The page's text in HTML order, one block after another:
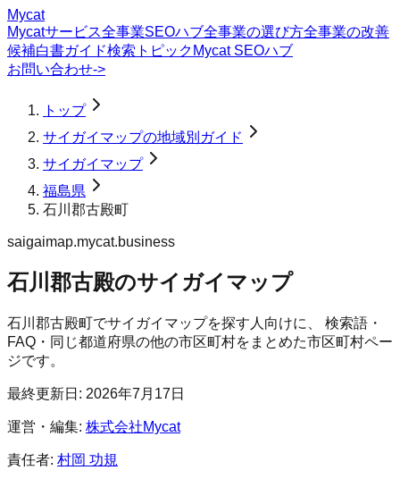
Mycat
Mycatサービス全事業SEOハブ全事業の選び方全事業の改善
候補白書ガイド検索トピック Mycat SEOハブ
お問い合わせ->
トップ
サイガイマップの地域別ガイド
サイガイマップ
福島県
石川郡古殿町
saigaimap.mycat.business
石川郡古殿のサイガイマップ
石川郡古殿町でサイガイマップを探す人向けに、 検索語・
FAQ・同じ都道府県の他の市区町村をまとめた市区町村ペー
ジです。
最終更新日: 2026年7月17日
運営・編集: 株式会社Mycat
責任者: 村岡 功規